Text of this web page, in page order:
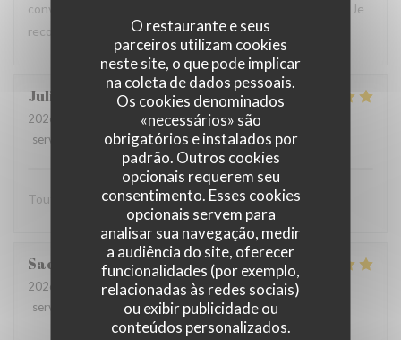
O restaurante e seus
parceiros utilizam cookies
neste site, o que pode implicar
na coleta de dados pessoais.
Os cookies denominados
«necessários» são
obrigatórios e instalados por
padrão. Outros cookies
opcionais requerem seu
consentimento. Esses cookies
opcionais servem para
analisar sua navegação, medir
a audiência do site, oferecer
funcionalidades (por exemplo,
relacionadas às redes sociais)
ou exibir publicidade ou
conteúdos personalizados.
convaincant : plats savoureux, personnel aux petits soins. Je
recommande vivement !
Julien
2026-07-16
- 20:00 - guests 2
service
ambience:5/5 menu:5/5 quality_price
Tout est excellent Beaucoup de goût et de saveur
Sacha
2026-07-15
- 13:00 - guests 3
service
ambience: 5/5 menu:5/5 quality_price